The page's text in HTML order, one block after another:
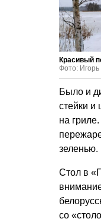
Красивый
Фото: Игорь
Было и
стейки
на
зеленью.
Стол в
со